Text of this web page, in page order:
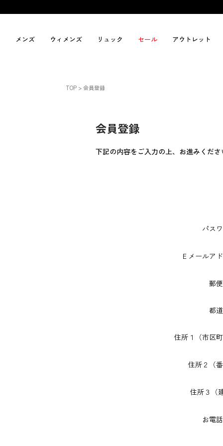
メンズ ウィメンズ リュック セール アウトレット
TOP 会員登録
会員登録
下記の内容をご入力の上、お進みくださ
パス
Ｅメールア
郵
都
住所１（市区町
住所２（番
住所３（
お電